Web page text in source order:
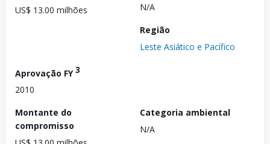
US$ 13.00 milhões
N/A
Região
Leste Asiático e Pacífico
Aprovação FY3
2010
Montante do
compromisso
Categoria ambiental
N/A